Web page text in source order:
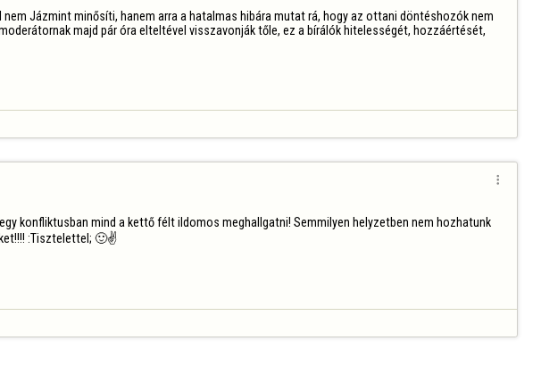
Jázmint minősíti, hanem arra a hatalmas hibára mutat rá, hogy az ottani döntéshozók nem
majd pár óra elteltével visszavonják tőle, ez a bírálók hitelességét, hozzáértését,

konfliktusban mind a kettő félt ildomos meghallgatni! Semmilyen helyzetben nem hozhatunk
:Tisztelettel; 🙂✌️